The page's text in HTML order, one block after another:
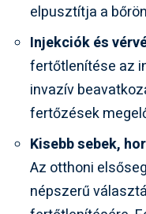
elpusztítja a
Injekciók és
fertőtlenítése az
invazív
fertőzések
Kisebb sebek,
Az otthoni
népszerű